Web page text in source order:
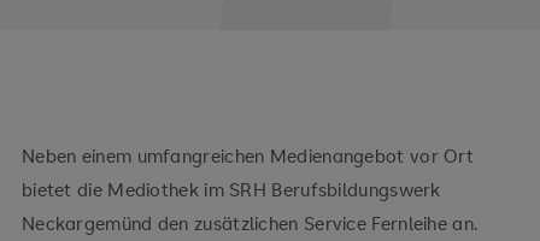
Neben einem umfangreichen Medienangebot vor Ort
bietet die Mediothek im SRH Berufsbildungswerk
Neckargemünd den zusätzlichen Service Fernleihe an.